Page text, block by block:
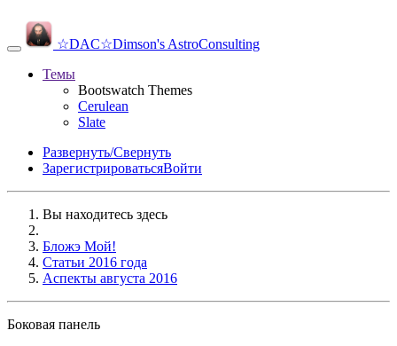
☆DAC☆Dimson's AstroConsulting
Темы
Bootswatch Themes
Cerulean
Slate
Развернуть/Свернуть
ЗарегистрироватьсяВойти
Вы находитесь здесь
Бложэ Мой!
Статьи 2016 года
Аспекты августа 2016
Боковая панель